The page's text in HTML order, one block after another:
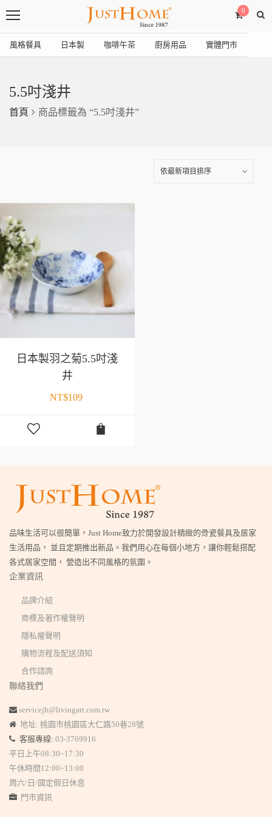
0
風格餐具 日本製 咖啡午茶 廚房用品 實體門市
5.5吋淺井
首頁 商品標籤為 “5.5吋淺井”
日本製羽之菊5.5吋淺
井
NT$109
品味生活可以很簡單，Just Home致力於開發設計精緻的骨瓷餐具及居家
生活用品， 並且定期推出新品。我們用心在每個小地方，讓你輕鬆搭配
各式居家空間， 營造出不同風格的氛圍。
企業資訊
品牌介紹
商標及著作權聲明
隱私權聲明
購物流程及配送須知
合作諮詢
聯絡我們
servicejh@livingart.com.tw
地址: 桃園市桃園區大仁路50巷28號
客服專線: 03-3769916
平日上午08:30~17:30
午休時間12:00~13:00
周六/日/國定假日休息
門市資訊